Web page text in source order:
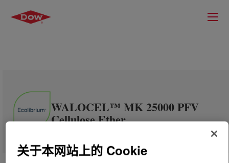
WALOCEL™ MK 25000 PFV
Cellulose Ether
关于本网站上的 Cookie